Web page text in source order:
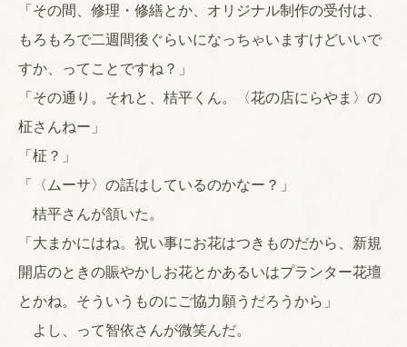
「その間、修理・修繕とか、オリジナル制作の受付は、
もろもろで二週間後ぐらいになっちゃいますけどいいで
すか、ってことですね？」
「その通り。それと、桔平くん。〈花の店にらやま〉の
柾さんねー」
「柾？」
「〈ムーサ〉の話はしているのかなー？」
桔平さんが頷いた。
「大まかにはね。祝い事にお花はつきものだから、新規
開店のときの賑やかしお花とかあるいはプランター花壇
とかね。そういうものにご協力願うだろうから」
よし、って智依さんが微笑んだ。